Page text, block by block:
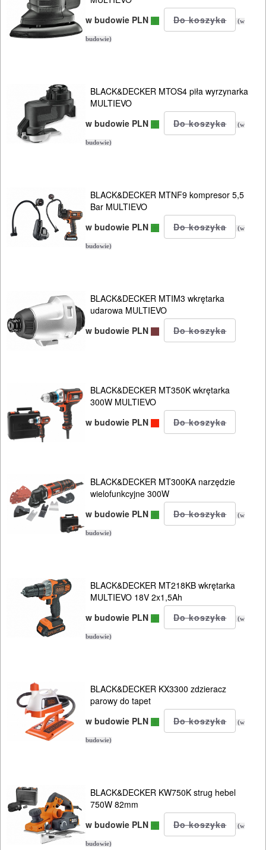
w budowie PLN
(w
budowie)
BLACK&DECKER MTOS4 piła wyrzynarka
MULTIEVO
w budowie PLN
(w
budowie)
BLACK&DECKER MTNF9 kompresor 5,5
Bar MULTIEVO
w budowie PLN
(w
budowie)
BLACK&DECKER MTIM3 wkrętarka
udarowa MULTIEVO
w budowie PLN
BLACK&DECKER MT350K wkrętarka
300W MULTIEVO
w budowie PLN
BLACK&DECKER MT300KA narzędzie
wielofunkcyjne 300W
w budowie PLN
(w
budowie)
BLACK&DECKER MT218KB wkrętarka
MULTIEVO 18V 2x1,5Ah
w budowie PLN
(w
budowie)
BLACK&DECKER KX3300 zdzieracz
parowy do tapet
w budowie PLN
(w
budowie)
BLACK&DECKER KW750K strug hebel
750W 82mm
w budowie PLN
(w
budowie)